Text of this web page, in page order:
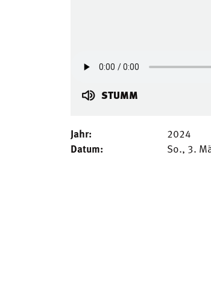
STUMM
Jahr:
2024
Datum:
So., 3.